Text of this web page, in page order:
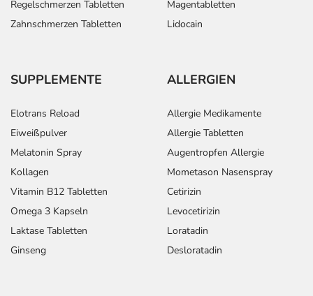
Regelschmerzen Tabletten
Zahnschmerzen Tabletten
Magentabletten
Lidocain
SUPPLEMENTE
Elotrans Reload
Eiweißpulver
Melatonin Spray
Kollagen
Vitamin B12 Tabletten
Omega 3 Kapseln
Laktase Tabletten
Ginseng
ALLERGIEN
Allergie Medikamente
Allergie Tabletten
Augentropfen Allergie
Mometason Nasenspray
Cetirizin
Levocetirizin
Loratadin
Desloratadin